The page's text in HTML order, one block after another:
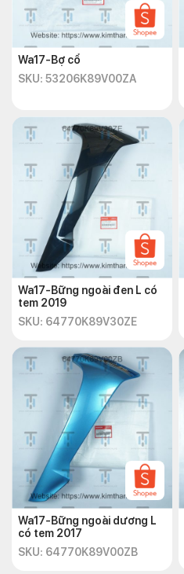
Wa17-Bợ cổ
SKU: 53206K89V00ZA
Wa17-Bững ngoài đen L có
tem 2019
SKU: 64770K89V30ZE
Wa17-Bững ngoài dương L
có tem 2017
SKU: 64770K89V00ZB